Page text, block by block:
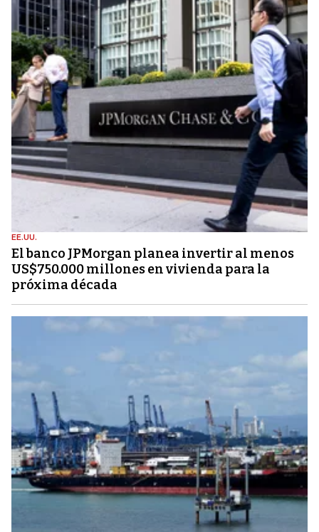
EE.UU.
El banco JPMorgan planea invertir al menos
US$750.000 millones en vivienda para la
próxima década